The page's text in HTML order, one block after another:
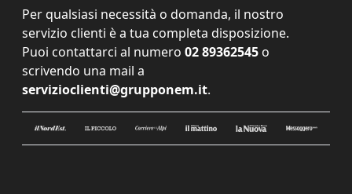
Per qualsiasi necessità o domanda, il nostro
servizio clienti è a tua completa disposizione.
Puoi contattarci al numero 02 89362545 o
scrivendo una mail a
servizioclienti@grupponem.it.